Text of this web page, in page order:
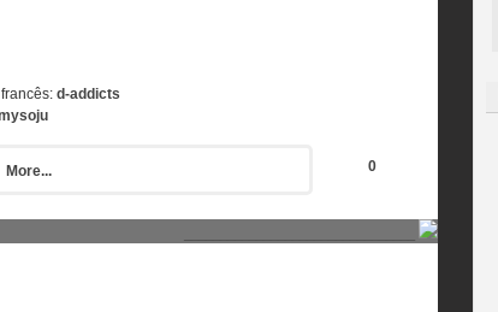
d-addicts
More... 0